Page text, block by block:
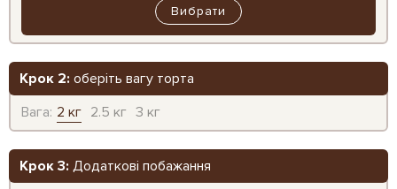
Вибрати
Крок 2: оберіть вагу торта
Вага: 2 кг 2.5 кг 3 кг
Крок 3: Додаткові побажання